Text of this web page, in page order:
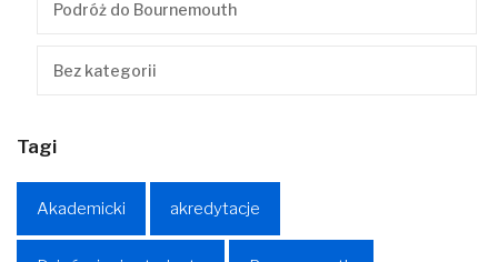
Podróż do Bournemouth
Bez kategorii
Tagi
Akademicki akredytacje